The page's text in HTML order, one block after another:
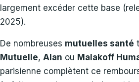
largement excéder cette base
2025).
De nombreuses mutuelles santé
Mutuelle, Alan ou Malakoff
parisienne complètent ce